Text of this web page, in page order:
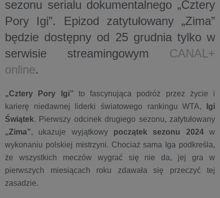
sezonu serialu dokumentalnego „Cztery
Pory Igi”. Epizod zatytułowany „Zima”
będzie dostępny od 25 grudniatylko w
serwisie streamingowym CANAL+
online.
„Cztery Pory Igi” to fascynująca podróż przez życie i
karierę niedawnej liderki światowego rankingu WTA,
Igi
Świątek. Pierwszy odcinek drugiego sezonu, zatytułowany
„Zima”, ukazuje wyjątkowy początek sezonu 2024w
wykonaniu polskiej mistrzyni. Chociaż sama Iga podkreśla,
że wszystkich meczów wygrać się nie da, jej gra w
pierwszych miesiącach roku zdawała się przeczyć tej
zasadzie.